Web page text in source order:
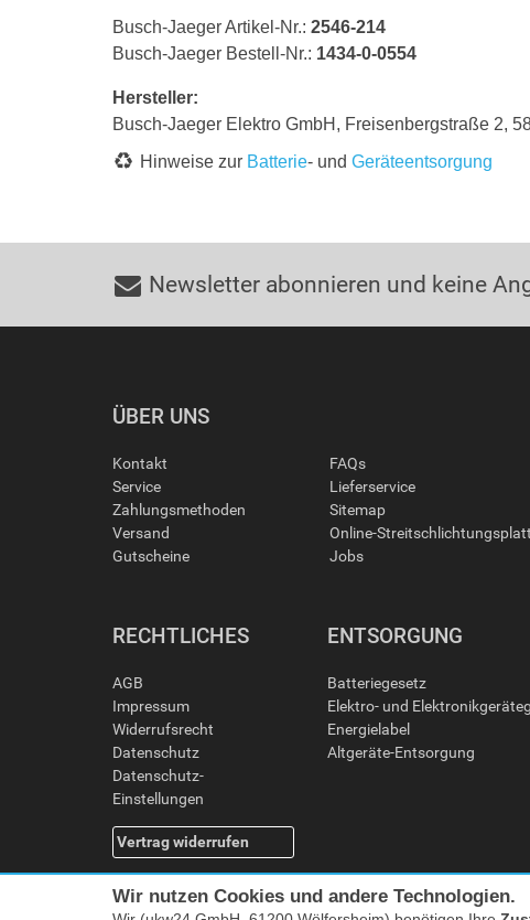
Busch-Jaeger Artikel-Nr.: 2546-214
Busch-Jaeger Bestell-Nr.: 1434-0-0554
Hersteller:
Busch-Jaeger Elektro GmbH, Freisenbergstraße 2,
Hinweise zur Batterie- und Geräteentsorgung
Newsletter abonnieren und keine
ÜBER UNS
Kontakt
Service
Zahlungsmethoden
Versand
Gutscheine
FAQs
Lieferservice
Sitemap
Online-
Jobs
RECHTLICHES
AGB
Impressum
Widerrufsrecht
Datenschutz
Datenschutz-
Einstellungen
Vertrag widerrufen
ENTSORGUNG
Batteriegesetz
Elektro- und
Energielabel
Altgeräte-Entsorgung
Wir nutzen Cookies und andere Technologien.